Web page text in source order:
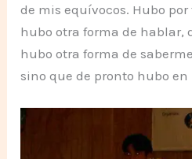
de mis equívocos. Hubo
hubo otra forma de hablar,
hubo otra forma de
sino que de pronto hubo